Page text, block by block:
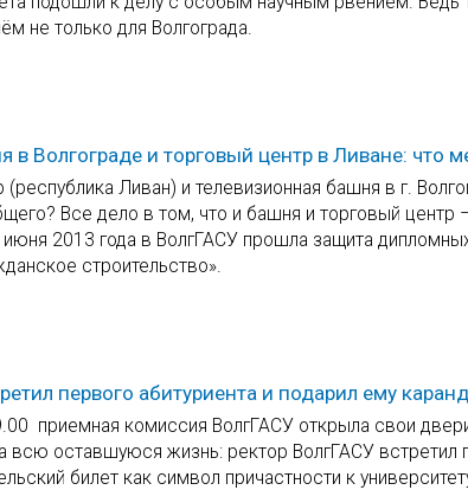
не только для Волгограда.
в Волгограде и торговый центр в Ливане: что
(республика Ливан) и телевизионная башня в г.
Все дело в том, что и башня и торговый центр
2013 года в ВолгГАСУ прошла защита
строительство».
первого абитуриента и подарил ему
приемная комиссия ВолгГАСУ открыла свои
всю оставшуюся жизнь: ректор ВолгГАСУ встретил
билет как символ причастности к